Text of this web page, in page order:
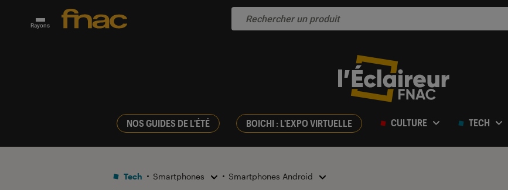
Rayons
NOS GUIDES DE L'ÉTÉ BOICHI : L'EXPO VIRTUELLE CULTURE TECH
Tech Smartphones Smartphones Android